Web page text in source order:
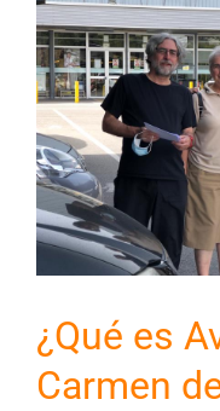
¿Qué es
Carmen